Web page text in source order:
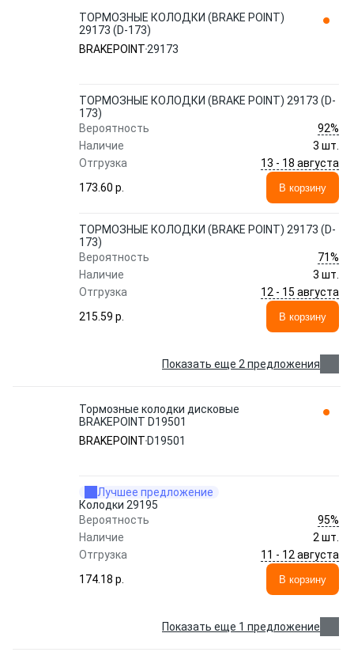
ТОРМОЗНЫЕ КОЛОДКИ (BRAKE POINT)
29173 (D-173)
BRAKEPOINT 29173
ТОРМОЗНЫЕ КОЛОДКИ (BRAKE POINT) 29173 (D-
173)
Вероятность
92%
Наличие
3 шт.
Отгрузка
13 - 18 августа
173.60 p.
В корзину
ТОРМОЗНЫЕ КОЛОДКИ (BRAKE POINT) 29173 (D-
173)
Вероятность
71%
Наличие
3 шт.
Отгрузка
12 - 15 августа
215.59 p.
В корзину
Показать еще 2 предложения
Тормозные колодки дисковые
BRAKEPOINT D19501
BRAKEPOINT D19501
Лучшее предложение
Колодки 29195
Вероятность
95%
Наличие
2 шт.
Отгрузка
11 - 12 августа
174.18 p.
В корзину
Показать еще 1 предложение